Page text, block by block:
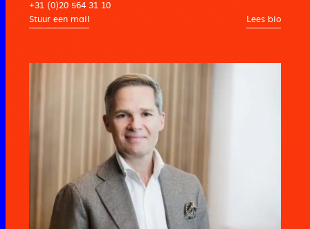
+31 (0)20 564 31 10
Lees bio